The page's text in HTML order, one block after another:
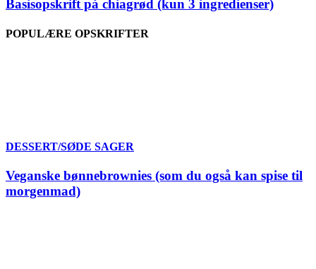
Basisopskrift på chiagrød (kun 3 ingredienser)
POPULÆRE OPSKRIFTER
DESSERT/SØDE SAGER
Veganske bønnebrownies (som du også kan spise til
morgenmad)